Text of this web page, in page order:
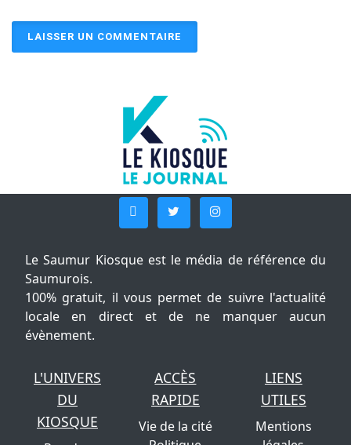
Le Saumur Kiosque est le média de référence du
Saumurois.
100% gratuit, il vous permet de suivre l'actualité
locale en direct et de ne manquer aucun
évènement.
L'UNIVERS
DU
KIOSQUE
ACCÈS
RAPIDE
Vie de la cité
LIENS
UTILES
Mentions